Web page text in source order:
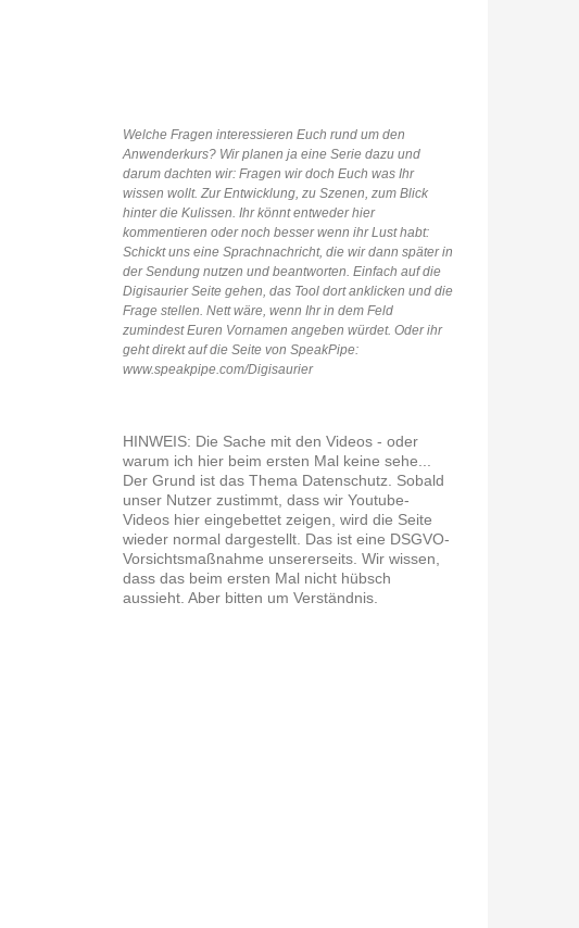
Welche Fragen interessieren Euch rund um den
Anwenderkurs? Wir planen ja eine Serie dazu und
darum dachten wir: Fragen wir doch Euch was Ihr
wissen wollt. Zur Entwicklung, zu Szenen, zum Blick
hinter die Kulissen. Ihr könnt entweder hier
kommentieren oder noch besser wenn ihr Lust habt:
Schickt uns eine Sprachnachricht, die wir dann später in
der Sendung nutzen und beantworten. Einfach auf die
Digisaurier Seite gehen, das Tool dort anklicken und die
Frage stellen. Nett wäre, wenn Ihr in dem Feld
zumindest Euren Vornamen angeben würdet. Oder ihr
geht direkt auf die Seite von SpeakPipe:
www.speakpipe.com/Digisaurier
HINWEIS: Die Sache mit den Videos - oder
warum ich hier beim ersten Mal keine sehe...
Der Grund ist das Thema Datenschutz. Sobald
unser Nutzer zustimmt, dass wir Youtube-
Videos hier eingebettet zeigen, wird die Seite
wieder normal dargestellt. Das ist eine DSGVO-
Vorsichtsmaßnahme unsererseits. Wir wissen,
dass das beim ersten Mal nicht hübsch
aussieht. Aber bitten um Verständnis.